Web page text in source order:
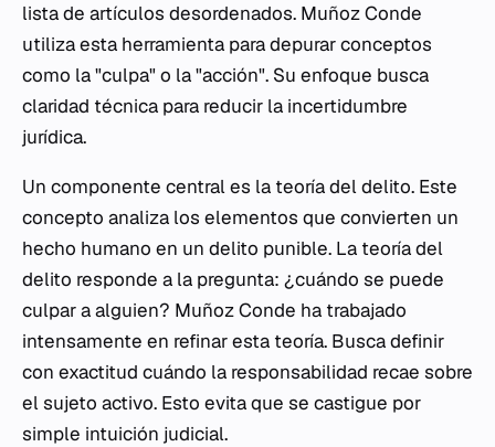
lista de artículos desordenados. Muñoz Conde
utiliza esta herramienta para depurar conceptos
como la "culpa" o la "acción". Su enfoque busca
claridad técnica para reducir la incertidumbre
jurídica.
Un componente central es la teoría del delito. Este
concepto analiza los elementos que convierten un
hecho humano en un delito punible. La teoría del
delito responde a la pregunta: ¿cuándo se puede
culpar a alguien? Muñoz Conde ha trabajado
intensamente en refinar esta teoría. Busca definir
con exactitud cuándo la responsabilidad recae sobre
el sujeto activo. Esto evita que se castigue por
simple intuición judicial.